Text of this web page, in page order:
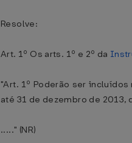
Resolve:
Art. 1º Os arts. 1º e 2º da
"Art. 1º Poderão ser
até 31 de dezembro de 2013,
....." (NR)